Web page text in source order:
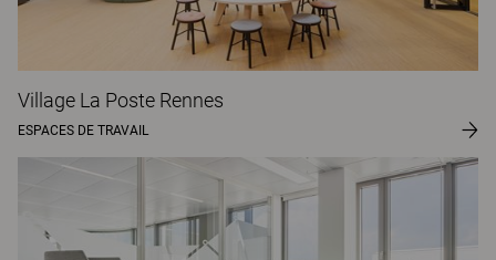
Village La Poste Rennes
ESPACES DE TRAVAIL